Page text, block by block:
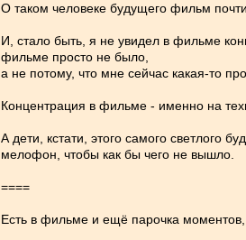
О таком человеке будущего фильм
И, стало быть, я не увидел в фильме
фильме просто не было,
а не потому, что мне сейчас какая-то
Концентрация в фильме - именно на
А дети, кстати, этого самого светлого
мелофон, чтобы как бы чего не вышло.
====
Есть в фильме и ещё парочка